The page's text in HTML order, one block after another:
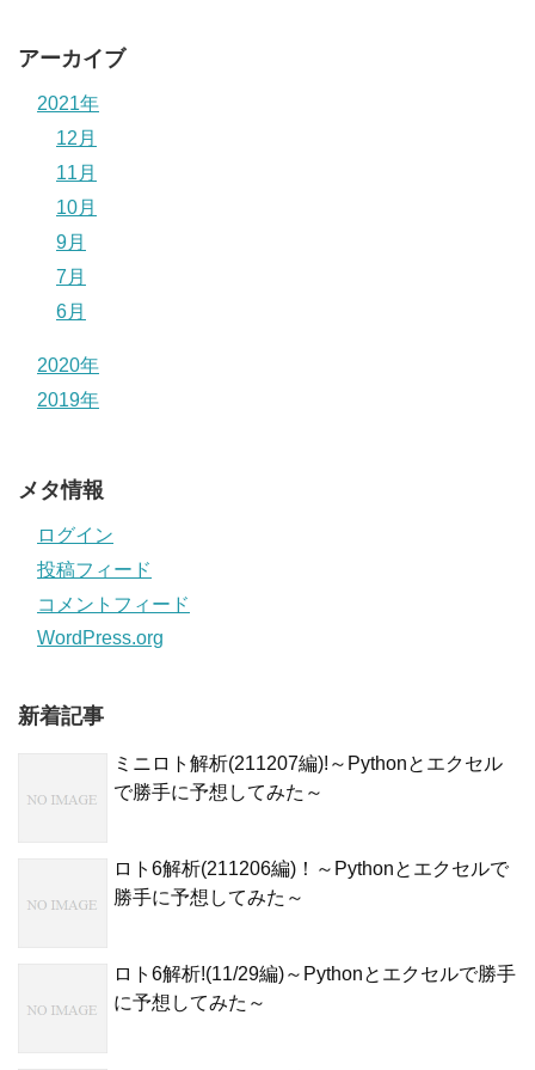
アーカイブ
2021年
12月
11月
10月
9月
7月
6月
2020年
2019年
メタ情報
ログイン
投稿フィード
コメントフィード
WordPress.org
新着記事
ミニロト解析(211207編)!～Pythonとエクセル
で勝手に予想してみた～
ロト6解析(211206編)！～Pythonとエクセルで
勝手に予想してみた～
ロト6解析!(11/29編)～Pythonとエクセルで勝手
に予想してみた～